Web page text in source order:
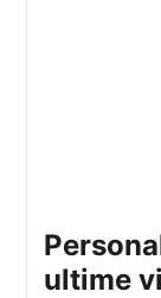
personalità coinvolte nelle
ultime